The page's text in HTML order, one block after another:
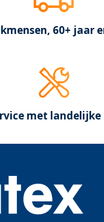
60+ jaar
met